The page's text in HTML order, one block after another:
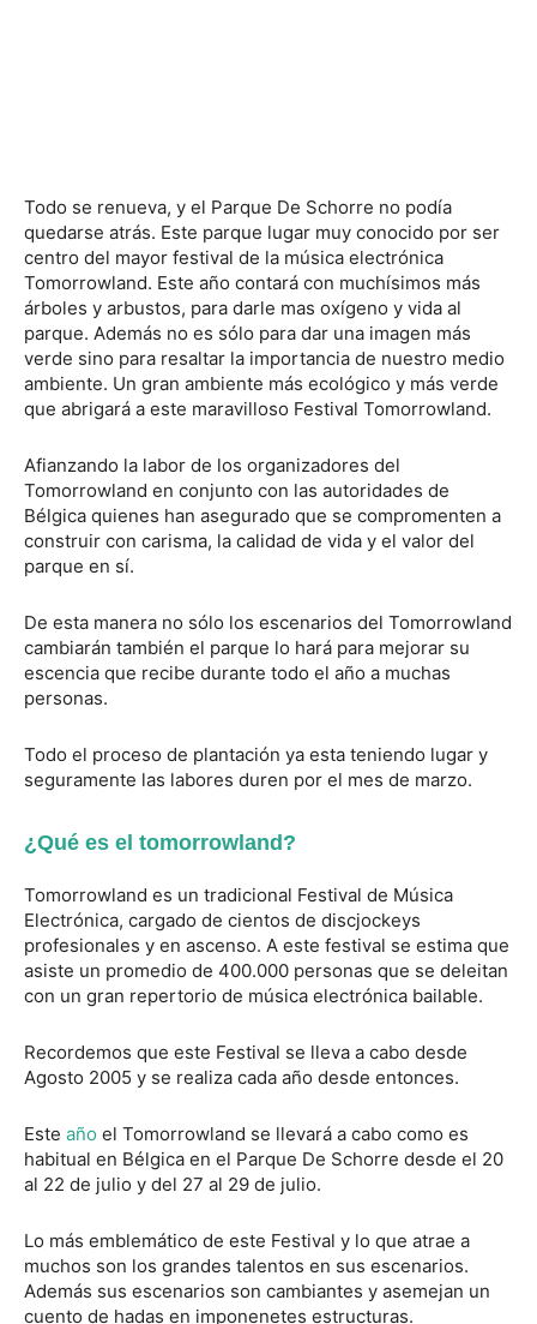
Todo se renueva, y el Parque De Schorre no podía
quedarse atrás. Este parque lugar muy conocido por ser
centro del mayor festival de la música electrónica
Tomorrowland. Este año contará con muchísimos más
árboles y arbustos, para darle mas oxígeno y vida al
parque. Además no es sólo para dar una imagen más
verde sino para resaltar la importancia de nuestro medio
ambiente. Un gran ambiente más ecológico y más verde
que abrigará a este maravilloso Festival Tomorrowland.
Afianzando la labor de los organizadores del
Tomorrowland en conjunto con las autoridades de
Bélgica quienes han asegurado que se compromenten a
construir con carisma, la calidad de vida y el valor del
parque en sí.
De esta manera no sólo los escenarios del Tomorrowland
cambiarán también el parque lo hará para mejorar su
escencia que recibe durante todo el año a muchas
personas.
Todo el proceso de plantación ya esta teniendo lugar y
seguramente las labores duren por el mes de marzo.
¿Qué es el tomorrowland?
Tomorrowland es un tradicional Festival de Música
Electrónica, cargado de cientos de discjockeys
profesionales y en ascenso. A este festival se estima que
asiste un promedio de 400.000 personas que se deleitan
con un gran repertorio de música electrónica bailable.
Recordemos que este Festival se lleva a cabo desde
Agosto 2005 y se realiza cada año desde entonces.
Este año el Tomorrowland se llevará a cabo como es
habitual en Bélgica en el Parque De Schorre desde el 20
al 22 de julio y del 27 al 29 de julio.
Lo más emblemático de este Festival y lo que atrae a
muchos son los grandes talentos en sus escenarios.
Además sus escenarios son cambiantes y asemejan un
cuento de hadas en imponenetes estructuras.